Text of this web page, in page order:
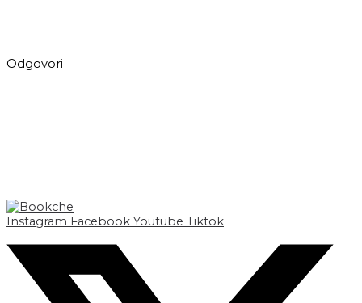
Odgovori
Instagram Facebook Youtube Tiktok